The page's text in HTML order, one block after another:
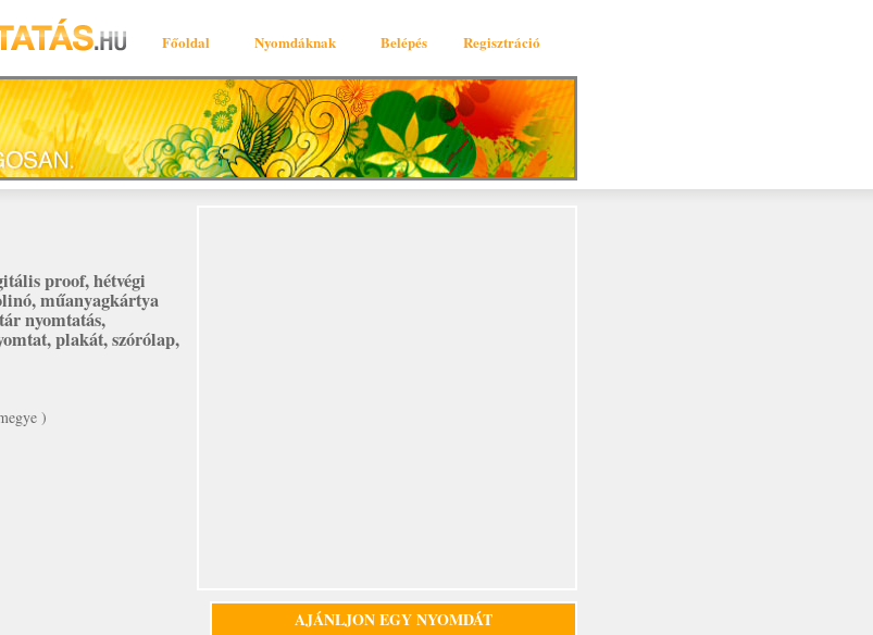
Főoldal Nyomdáknak Belépés Regisztráció
proof,hétvégi
,műanyagkártya
nyomtatás,
,plakát,szórólap,
)
AJÁNLJON EGY NYOMDÁT